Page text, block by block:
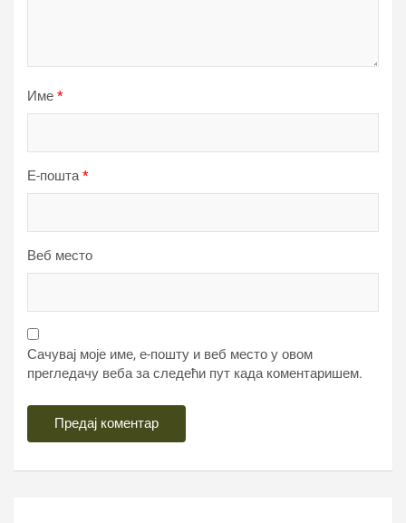
Име *
Е-пошта*
Веб место
Сачувај моје име, е-пошту и веб место у овом
прегледачу веба за следећи пут када коментаришем.